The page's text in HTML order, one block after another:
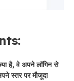
है, वे अपने लॉगिन से
स्तर पर मौजूदा